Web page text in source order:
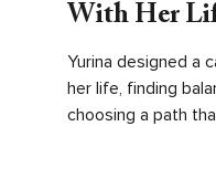
With Her
Yurina designed a
her life, finding
choosing a path